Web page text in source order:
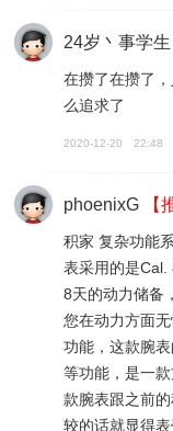
24岁丶事学生
在攒了在攒了
么追求了
2020-12-20 22:48
phoenixG 【
积家 复杂功能
表采用的是Cal.
8天的动力储备
您在动力方面
功能，这款腕
等功能，是一
款腕表跟之前
较的话就显得